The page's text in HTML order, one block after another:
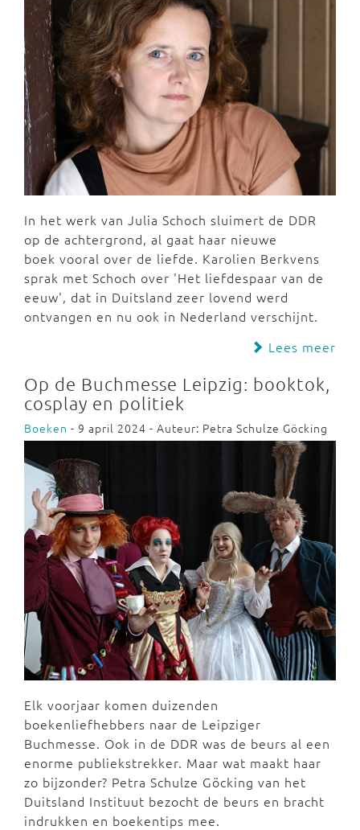
In het werk van Julia Schoch sluimert de DDR
op de achtergrond, al gaat haar nieuwe
boek vooral over de liefde. Karolien Berkvens
sprak met Schoch over 'Het liefdespaar van de
eeuw', dat in Duitsland zeer lovend werd
ontvangen en nu ook in Nederland verschijnt.
Lees meer
Op de Buchmesse Leipzig: booktok,
cosplay en politiek
Boeken - 9 april 2024 - Auteur: Petra Schulze Göcking
Elk voorjaar komen duizenden
boekenliefhebbers naar de Leipziger
Buchmesse. Ook in de DDR was de beurs al een
enorme publiekstrekker. Maar wat maakt haar
zo bijzonder? Petra Schulze Göcking van het
Duitsland Instituut bezocht de beurs en bracht
indrukken en boekentips mee.